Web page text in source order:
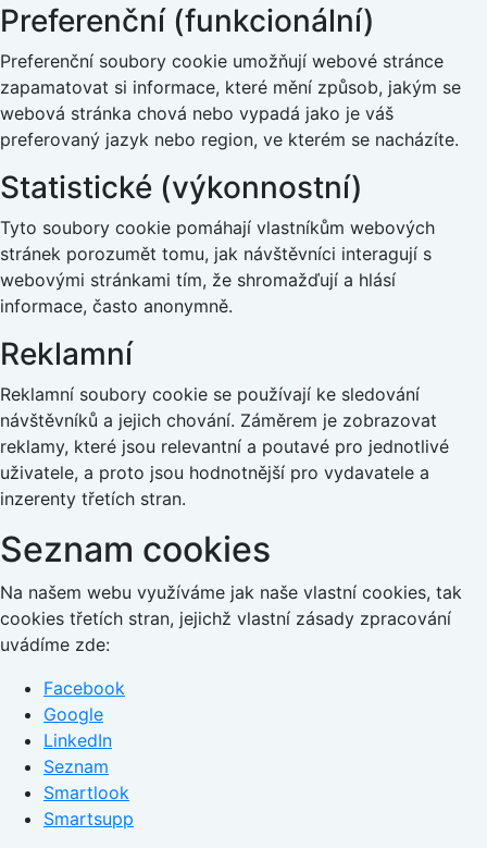
Preferenční (funkcionální)
Preferenční soubory cookie umožňují webové stránce
zapamatovat si informace, které mění způsob, jakým se
webová stránka chová nebo vypadá jako je váš
preferovaný jazyk nebo region, ve kterém se nacházíte.
Statistické (výkonnostní)
Tyto soubory cookie pomáhají vlastníkům webových
stránek porozumět tomu, jak návštěvníci interagují s
webovými stránkami tím, že shromažďují a hlásí
informace, často anonymně.
Reklamní
Reklamní soubory cookie se používají ke sledování
návštěvníků a jejich chování. Záměrem je zobrazovat
reklamy, které jsou relevantní a poutavé pro jednotlivé
uživatele, a proto jsou hodnotnější pro vydavatele a
inzerenty třetích stran.
Seznam cookies
Na našem webu využíváme jak naše vlastní cookies, tak
cookies třetích stran, jejichž vlastní zásady zpracování
uvádíme zde:
Facebook
Google
LinkedIn
Seznam
Smartlook
Smartsupp